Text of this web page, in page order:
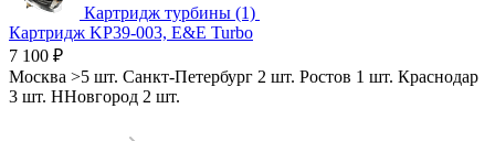
Картридж турбины (1)
Картридж KP39-003, E&E Turbo
7 100 ₽
Москва >5 шт. Санкт-Петербург 2 шт. Ростов 1 шт. Краснодар
3 шт. ННовгород 2 шт.